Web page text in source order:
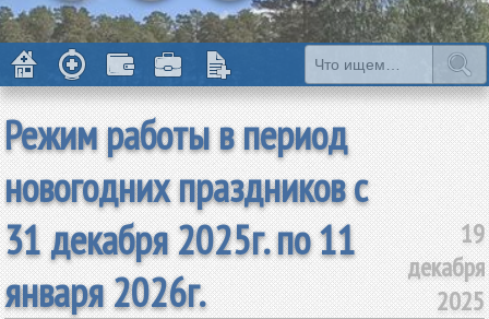
Режим работы в период
новогодних праздников с
31 декабря 2025г. по 11
января 2026г.
19
декабря
2025